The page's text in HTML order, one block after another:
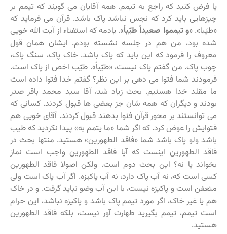
یا فرض کنید که راجع به تیمم. همه آقایان می گویند که تیمم بر
چیزهایی باید کرد که نجس نباشد پاک باشد. قرآن می فرماید که
«طیّبا». «و تیمموا صعیداً طیّباً». یادمه که استفتاء از آیت الله خویی
شده بود، من هم در جلسه نشسته بودم. ایشان همان قول
معروف را فرمود که این باید که پاک باشد. خاک پاک، سنگ پاک،
چوب پاک. من گفتم پاک نیست، «طیّباً». طیّب اخص از پاک است.
فرمودند شما فتوا می دهی بر این نظر؟ گفتم خدا فتوا داده است
ما مقلد خدا هستیم. بحث زیاد شد، آقا سید محمد باقر صدر
بودند و دیگران که همه شان جز بعضی ها قبول کردند. کسانی که
می توانستند بر محور قرآن فتوا بدهند قبول کردند. آقای خویی هم
فتوایش را عوض کرد. که اگر شما «ما یتمم به» پیدا نکردید که طیب
باشد ولو پاک باشد شما «فاقد الطهورین» هستید. منتها بحث در
فاقد الطهورین اینست که آیا فاقد الطهورین واجب است نماز
بخواند یا نه؟ این بحث دوم است. ولکن اصولا فاقد الطهورین
کسی است که، نه آب پاک دارد، نه آب پاکیزه. اگر آب پاک است ولی
متعفن است و پاکیزه نیست، با این آب وضو نباید گرفت. و در خاک
هم یا غیر خاک، اگر مورد تیمم پاک باشد و پاکیزه نباشد، این حرام
است تیمم، تیمم بگیرید طهارت آور نیست، بلکه فاقد الطهورین
هستید.